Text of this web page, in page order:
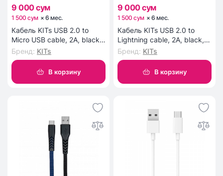
9 000 сум
1 500 сум × 6 мес.
Кабель KITs USB 2.0 to
Micro USB cable, 2A, black,
1m (KITS-W-002)
Бренд: KITs
В корзину
9 000 сум
1 500 сум × 6 мес.
Кабель KITs USB 2.0 to
Lightning cable, 2A, black,
1m (KITS-W-003)
Бренд: KITs
В корзину